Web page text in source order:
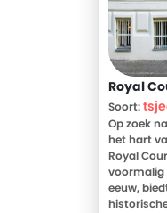
Royal
Soort:
Op zoek
het hart
Royal
voormalig
eeuw,